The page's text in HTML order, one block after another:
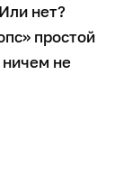
нет?
простой
ничем не